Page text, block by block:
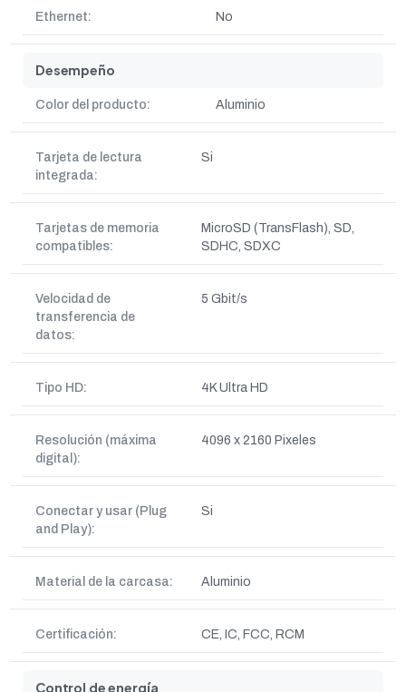
Ethernet: No
Desempeño
Color del producto: Aluminio
Tarjeta de lectura
integrada:
Si
Tarjetas de memoria
compatibles:
MicroSD (TransFlash), SD,
SDHC, SDXC
Velocidad de
transferencia de
datos:
5 Gbit/s
Tipo HD: 4K Ultra HD
Resolución (máxima
digital):
4096 x 2160 Pixeles
Conectar y usar (Plug
and Play):
Si
Material de la carcasa: Aluminio
Certificación: CE, IC, FCC, RCM
Control de energía